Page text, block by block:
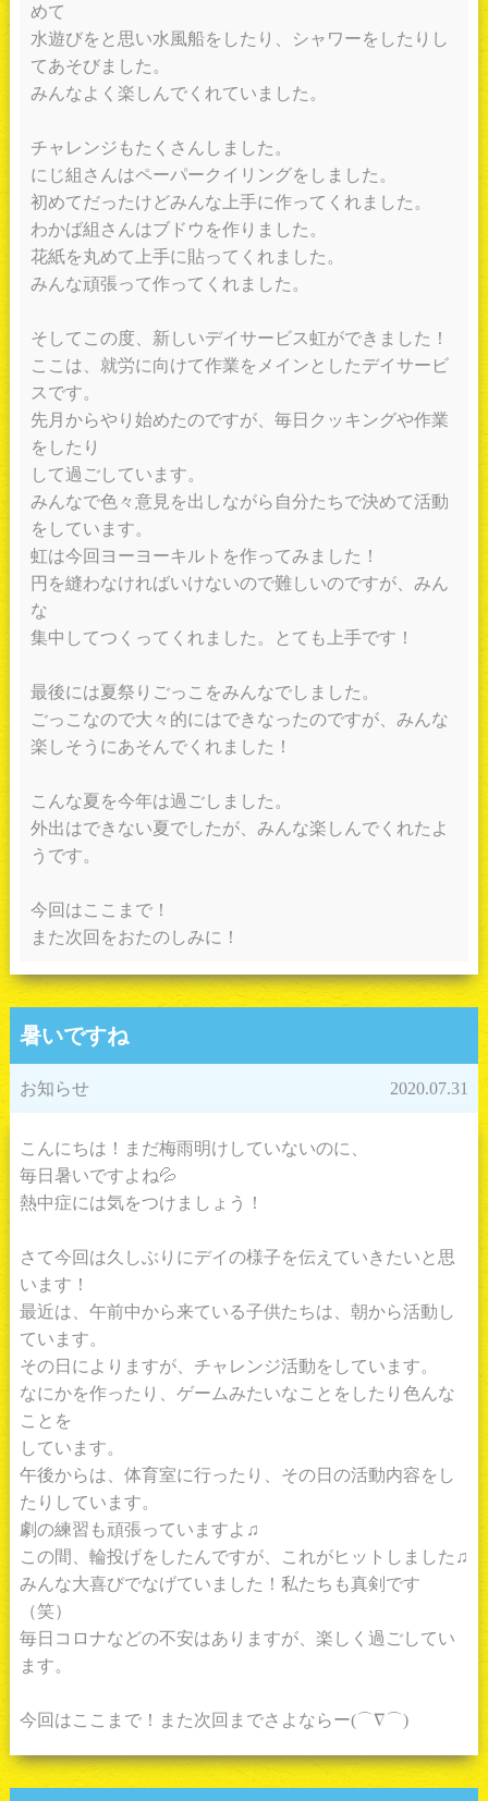
めて
水遊びをと思い水風船をしたり、シャワーをしたりし
てあそびました。
みんなよく楽しんでくれていました。
チャレンジもたくさんしました。
にじ組さんはペーパークイリングをしました。
初めてだったけどみんな上手に作ってくれました。
わかば組さんはブドウを作りました。
花紙を丸めて上手に貼ってくれました。
みんな頑張って作ってくれました。
そしてこの度、新しいデイサービス虹ができました！
ここは、就労に向けて作業をメインとしたデイサービ
スです。
先月からやり始めたのですが、毎日クッキングや作業
をしたり
して過ごしています。
みんなで色々意見を出しながら自分たちで決めて活動
をしています。
虹は今回ヨーヨーキルトを作ってみました！
円を縫わなければいけないので難しいのですが、みん
な
集中してつくってくれました。とても上手です！
最後には夏祭りごっこをみんなでしました。
ごっこなので大々的にはできなったのですが、みんな
楽しそうにあそんでくれました！
こんな夏を今年は過ごしました。
外出はできない夏でしたが、みんな楽しんでくれたよ
うです。
今回はここまで！
また次回をおたのしみに！
暑いですね
お知らせ 2020.07.31
こんにちは！まだ梅雨明けしていないのに、
毎日暑いですよね💦
熱中症には気をつけましょう！
さて今回は久しぶりにデイの様子を伝えていきたいと思
います！
最近は、午前中から来ている子供たちは、朝から活動し
ています。
その日によりますが、チャレンジ活動をしています。
なにかを作ったり、ゲームみたいなことをしたり色んな
ことを
しています。
午後からは、体育室に行ったり、その日の活動内容をし
たりしています。
劇の練習も頑張っていますよ♫
この間、輪投げをしたんですが、これがヒットしました♫
みんな大喜びでなげていました！私たちも真剣です
（笑）
毎日コロナなどの不安はありますが、楽しく過ごしてい
ます。
今回はここまで！また次回までさよならー(⌒∇⌒)